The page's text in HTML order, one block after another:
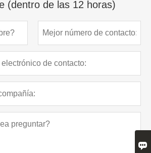
(dentro de las 12 horas)
